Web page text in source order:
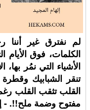
لم نفترق غير أننا
الكلمات، فوق الأيام
الأشياء التي نمُر بها،
تنقر الشبابيك
القلب تثقب القلب
مفتوح وضمة ملح!!. -